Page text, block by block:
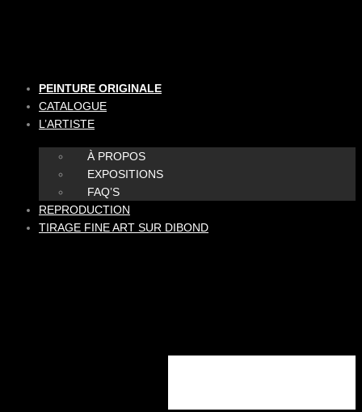
PEINTURE ORIGINALE
CATALOGUE
L’ARTISTE
À PROPOS
EXPOSITIONS
FAQ’S
REPRODUCTION
TIRAGE FINE ART SUR DIBOND